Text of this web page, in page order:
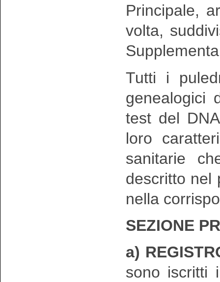
Principale,
volta,
Tutti i
genealogici
test del
loro
sanitarie
descritto nel
nella
SEZIONE
a)
sono iscritti